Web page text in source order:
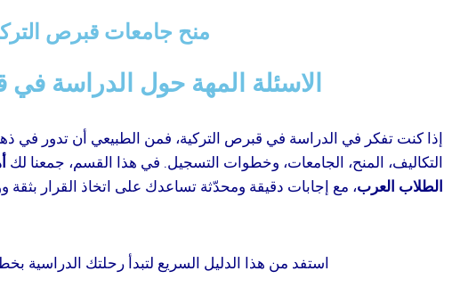
منح جامعات قبرص
الاسئلة المهة حول الدراسة في
إذا كنت تفكر في الدراسة في قبرص التركية، فمن الطبيعي أن تدور في
التكاليف، المنح، الجامعات، وخطوات التسجيل. في هذا القسم، جمعنا لك
الطلاب العرب، مع إجابات دقيقة ومحدّثة تساعدك على اتخاذ القرار بثقة
استفد من هذا الدليل السريع لتبدأ رحلتك الدراسية